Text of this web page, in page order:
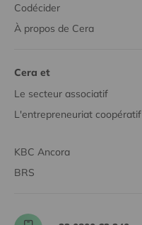
Codécider
À propos de Cera
Cera et
Le secteur associatif
L'entrepreneuriat coopératif
KBC Ancora
BRS